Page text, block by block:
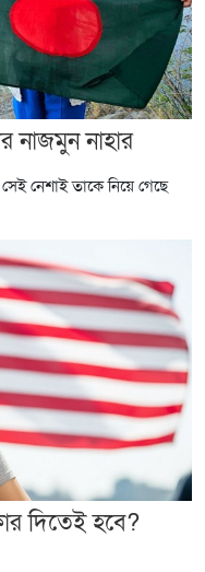
নাজমুন নাহার
সেই নেশাই তাকে নিয়ে গেছে
দিতেই হবে?